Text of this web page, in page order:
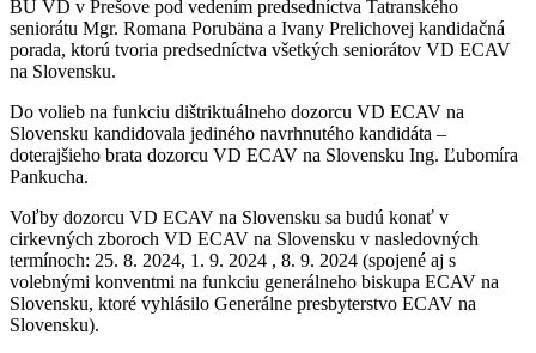
BÚ VD v Prešove pod vedením predsedníctva Tatranského
seniorátu Mgr. Romana Porubäna a Ivany Prelichovej kandidačná
porada, ktorú tvoria predsedníctva všetkých seniorátov VD ECAV
na Slovensku.
Do volieb na funkciu dištriktuálneho dozorcu VD ECAV na
Slovensku kandidovala jediného navrhnutého kandidáta –
doterajšieho brata dozorcu VD ECAV na Slovensku Ing. Ľubomíra
Pankucha.
Voľby dozorcu VD ECAV na Slovensku sa budú konať v
cirkevných zboroch VD ECAV na Slovensku v nasledovných
termínoch: 25. 8. 2024, 1. 9. 2024 , 8. 9. 2024 (spojené aj s
volebnými konventmi na funkciu generálneho biskupa ECAV na
Slovensku, ktoré vyhlásilo Generálne presbyterstvo ECAV na
Slovensku).